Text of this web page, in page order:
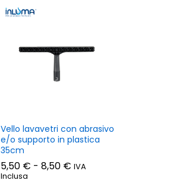
Vello lavavetri con abrasivo
e/o supporto in plastica
35cm
5,50 € - 8,50 € Fascia
IVA
Inclusa